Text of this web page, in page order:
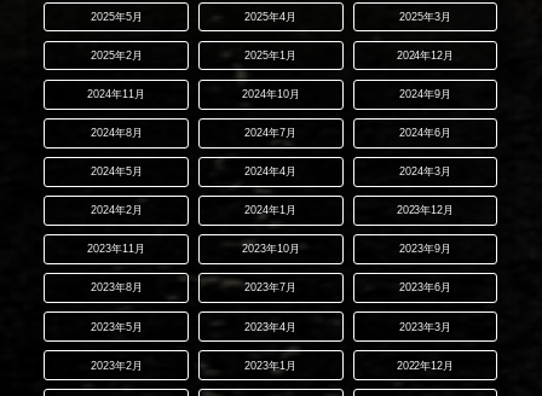
2025年5月 2025年4月 2025年3月
2025年2月 2025年1月 2024年12月
2024年11月 2024年10月 2024年9月
2024年8月 2024年7月 2024年6月
2024年5月 2024年4月 2024年3月
2024年2月 2024年1月 2023年12月
2023年11月 2023年10月 2023年9月
2023年8月 2023年7月 2023年6月
2023年5月 2023年4月 2023年3月
2023年2月 2023年1月 2022年12月